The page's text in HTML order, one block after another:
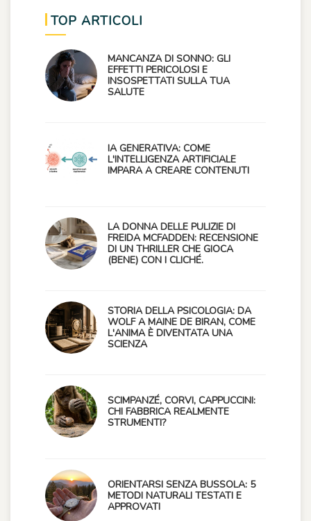
TOP ARTICOLI
MANCANZA DI SONNO: GLI
EFFETTI PERICOLOSI E
INSOSPETTATI SULLA TUA
SALUTE
IA GENERATIVA: COME
L'INTELLIGENZA ARTIFICIALE
IMPARA A CREARE CONTENUTI
LA DONNA DELLE PULIZIE DI
FREIDA MCFADDEN: RECENSIONE
DI UN THRILLER CHE GIOCA
(BENE) CON I CLICHÉ.
STORIA DELLA PSICOLOGIA: DA
WOLF A MAINE DE BIRAN, COME
L'ANIMA È DIVENTATA UNA
SCIENZA
SCIMPANZÉ, CORVI, CAPPUCCINI:
CHI FABBRICA REALMENTE
STRUMENTI?
ORIENTARSI SENZA BUSSOLA: 5
METODI NATURALI TESTATI E
APPROVATI